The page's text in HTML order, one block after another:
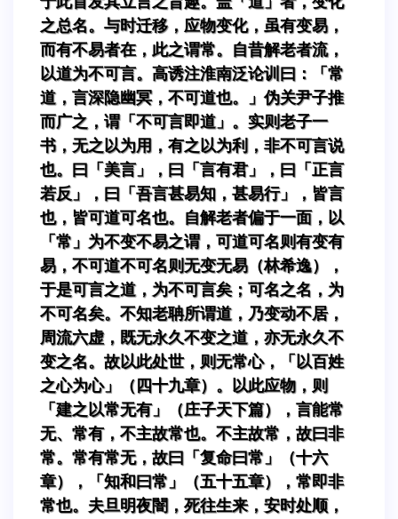
之总名。与时迁移，应物变化，虽有变易，
而有不易者在，此之谓常。自昔解老者流，
以道为不可言。高诱注淮南泛论训曰：「常
道，言深隐幽冥，不可道也。」伪关尹子推
而广之，谓「不可言即道」。实则老子一
书，无之以为用，有之以为利，非不可言说
也。曰「美言」，曰「言有君」，曰「正言
若反」，曰「吾言甚易知，甚易行」，皆言
也，皆可道可名也。自解老者偏于一面，以
「常」为不变不易之谓，可道可名则有变有
易，不可道不可名则无变无易（林希逸），
于是可言之道，为不可言矣；可名之名，为
不可名矣。不知老聃所谓道，乃变动不居，
周流六虚，既无永久不变之道，亦无永久不
变之名。故以此处世，则无常心，「以百姓
之心为心」（四十九章）。以此应物，则
「建之以常无有」（庄子天下篇），言能常
无、常有，不主故常也。不主故常，故曰非
常。常有常无，故曰「复命曰常」（十六
章），「知和曰常」（五十五章），常即非
常也。夫旦明夜闇，死往生来，安时处顺，